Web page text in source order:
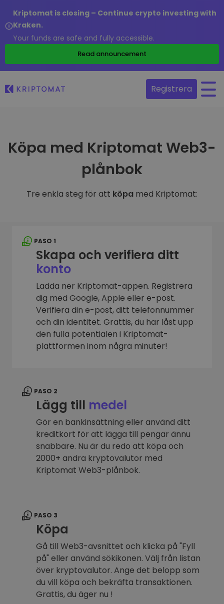
Kriptomat is closing – Continue crypto investing with
Kraken.
Your funds are safe and fully accessible.
Read announcement
Registrera
Köpa med Kriptomat Web3-
plånbok
Tre enkla steg för att köpa med Kriptomat:
PASO 1
Skapa och verifiera ditt
konto
Ladda ner Kriptomat-appen. Registrera
dig med Google, Apple eller e-post.
Verifiera din e-post, ditt telefonnummer
och din identitet. Grattis, du har låst upp
den fulla potentialen i Kriptomat-
plattformen inom några minuter!
PASO 2
Lägg till medel
Gör en bankinsättning eller använd ditt
kreditkort för att lägga till pengar ännu
snabbare. Nu är du redo att köpa och
2000+ andra kryptovalutor med
Kriptomat Web3-plånbok.
PASO 3
Köpa
Gå till Web3-avsnittet och klicka på "Fyll
på" eller använd sökikonen. Välj från listan
över kryptovalutor. Ange det belopp som
du vill köpa och bekräfta transaktionen.
Grattis, du äger nu !